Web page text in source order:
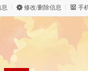
息 修改/删除信息 手